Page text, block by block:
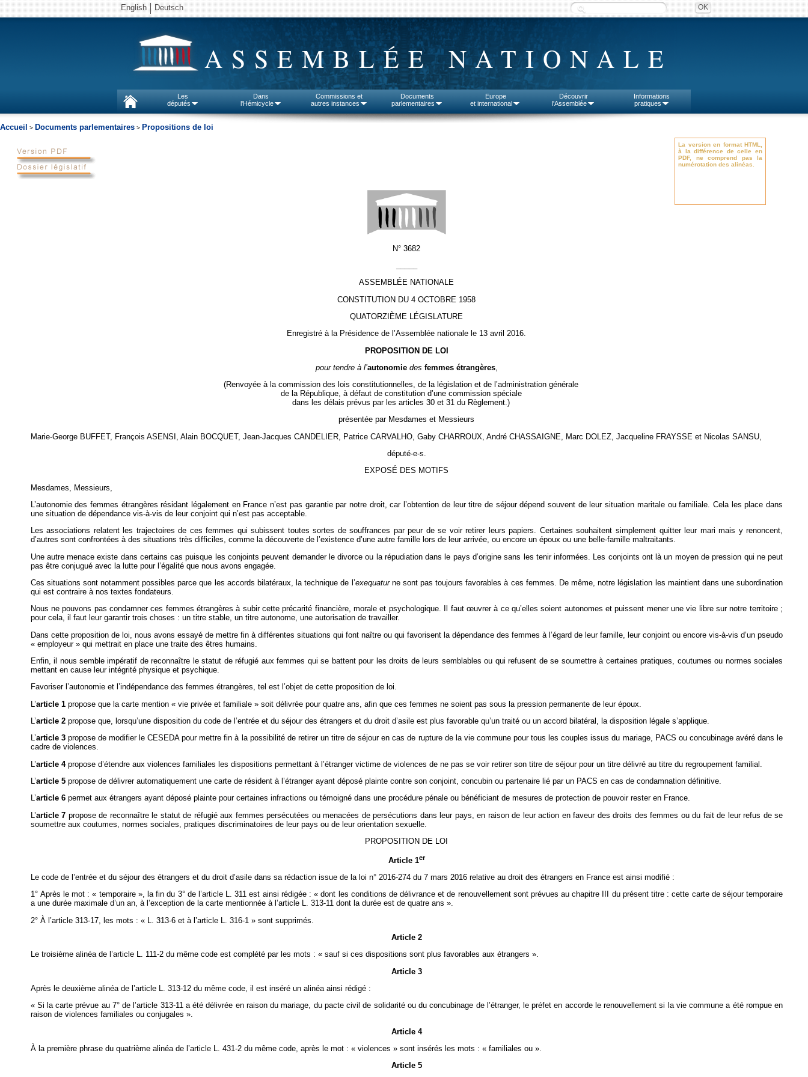
English Deutsch
ASSEMBLÉE NATIONALE
Les
députés
Dans
l'Hémicycle
Commissions et
autres instances
Documents
parlementaires
Europe
et international
Découvrir
l'Assemblée
Informations
pratiques
Accueil > Documents parlementaires > Propositions de loi
La version en format HTML,
à la différence de celle en
PDF, ne comprend pas la
numérotation des alinéas.
N° 3682
ASSEMBLÉE NATIONALE
CONSTITUTION DU 4 OCTOBRE 1958
QUATORZIÈME LÉGISLATURE
Enregistré à la Présidence de l’Assemblée nationale le 13 avril 2016.
PROPOSITION DE LOI
pour tendre à l’autonomiedes femmes étrangères,
(Renvoyée à la commission des lois constitutionnelles, de la législation et de l’administration générale
de la République, à défaut de constitution d’une commission spéciale
dans les délais prévus par les articles 30 et 31 du Règlement.)
présentée par Mesdames et Messieurs
Marie-George BUFFET, François ASENSI, Alain BOCQUET, Jean-Jacques CANDELIER, Patrice CARVALHO, Gaby CHARROUX, André CHASSAIGNE, Marc DOLEZ, Jacqueline FRAYSSE et Nicolas SANSU,
député-e-s.
EXPOSÉ DES MOTIFS
Mesdames, Messieurs,
L’autonomie des femmes étrangères résidant légalement en France n’est pas garantie par notre droit, car l’obtention de leur titre de séjour dépend souvent de leur situation maritale ou familiale. Cela les place dans
une situation de dépendance vis-à-vis de leur conjoint qui n’est pas acceptable.
Les associations relatent les trajectoires de ces femmes qui subissent toutes sortes de souffrances par peur de se voir retirer leurs papiers. Certaines souhaitent simplement quitter leur mari mais y renoncent,
d’autres sont confrontées à des situations très difficiles, comme la découverte de l’existence d’une autre famille lors de leur arrivée, ou encore un époux ou une belle-famille maltraitants.
Une autre menace existe dans certains cas puisque les conjoints peuvent demander le divorce ou la répudiation dans le pays d’origine sans les tenir informées. Les conjoints ont là un moyen de pression qui ne peut
pas être conjugué avec la lutte pour l’égalité que nous avons engagée.
Ces situations sont notamment possibles parce que les accords bilatéraux, la technique de l’exequatur ne sont pas toujours favorables à ces femmes. De même, notre législation les maintient dans une subordination
qui est contraire à nos textes fondateurs.
Nous ne pouvons pas condamner ces femmes étrangères à subir cette précarité financière, morale et psychologique. Il faut œuvrer à ce qu’elles soient autonomes et puissent mener une vie libre sur notre territoire ;
pour cela, il faut leur garantir trois choses : un titre stable, un titre autonome, une autorisation de travailler.
Dans cette proposition de loi, nous avons essayé de mettre fin à différentes situations qui font naître ou qui favorisent la dépendance des femmes à l’égard de leur famille, leur conjoint ou encore vis-à-vis d’un pseudo
« employeur » qui mettrait en place une traite des êtres humains.
Enfin, il nous semble impératif de reconnaître le statut de réfugié aux femmes qui se battent pour les droits de leurs semblables ou qui refusent de se soumettre à certaines pratiques, coutumes ou normes sociales
mettant en cause leur intégrité physique et psychique.
Favoriser l’autonomie et l’indépendance des femmes étrangères, tel est l’objet de cette proposition de loi.
L’article 1 propose que la carte mention « vie privée et familiale » soit délivrée pour quatre ans, afin que ces femmes ne soient pas sous la pression permanente de leur époux.
L’article 2propose que, lorsqu’une disposition du code de l’entrée et du séjour des étrangers et du droit d’asile est plus favorable qu’un traité ou un accord bilatéral, la disposition légale s’applique.
L’article 3 propose de modifier le CESEDA pour mettre fin à la possibilité de retirer un titre de séjour en cas de rupture de la vie commune pour tous les couples issus du mariage, PACS ou concubinage avéré dans le
cadre de violences.
L’article 4propose d’étendre aux violences familiales les dispositions permettant à l’étranger victime de violences de ne pas se voir retirer son titre de séjour pour un titre délivré au titre du regroupement familial.
L’article 5 propose de délivrer automatiquement une carte de résident à l’étranger ayant déposé plainte contre son conjoint, concubin ou partenaire lié par un PACS en cas de condamnation définitive.
L’article 6 permet aux étrangers ayant déposé plainte pour certaines infractions ou témoigné dans une procédure pénale ou bénéficiant de mesures de protection de pouvoir rester en France.
L’article 7 propose de reconnaître le statut de réfugié aux femmes persécutées ou menacées de persécutions dans leur pays, en raison de leur action en faveur des droits des femmes ou du fait de leur refus de se
soumettre aux coutumes, normes sociales, pratiques discriminatoires de leur pays ou de leur orientation sexuelle.
PROPOSITION DE LOI
Article 1er
Le code de l’entrée et du séjour des étrangers et du droit d’asile dans sa rédaction issue de la loi n° 2016-274 du 7 mars 2016 relative au droit des étrangers en France est ainsi modifié :
1° Après le mot : « temporaire », la fin du 3° de l’article L. 311 est ainsi rédigée : « dont les conditions de délivrance et de renouvellement sont prévues au chapitre III du présent titre : cette carte de séjour temporaire
a une durée maximale d’un an, à l’exception de la carte mentionnée à l’article L. 313-11 dont la durée est de quatre ans ».
2° À l’article 313-17, les mots : « L. 313-6 et à l’article L. 316-1 » sont supprimés.
Article 2
Le troisième alinéa de l’article L. 111-2 du même code est complété par les mots : « sauf si ces dispositions sont plus favorables aux étrangers ».
Article 3
Après le deuxième alinéa de l’article L. 313-12 du même code, il est inséré un alinéa ainsi rédigé :
« Si la carte prévue au 7° de l’article 313-11 a été délivrée en raison du mariage, du pacte civil de solidarité ou du concubinage de l’étranger, le préfet en accorde le renouvellement si la vie commune a été rompue en
raison de violences familiales ou conjugales ».
Article 4
À la première phrase du quatrième alinéa de l’article L. 431-2 du même code, après le mot : « violences » sont insérés les mots : « familiales ou ».
Article 5